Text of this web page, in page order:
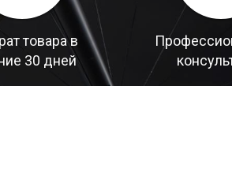
товара в
30 дней